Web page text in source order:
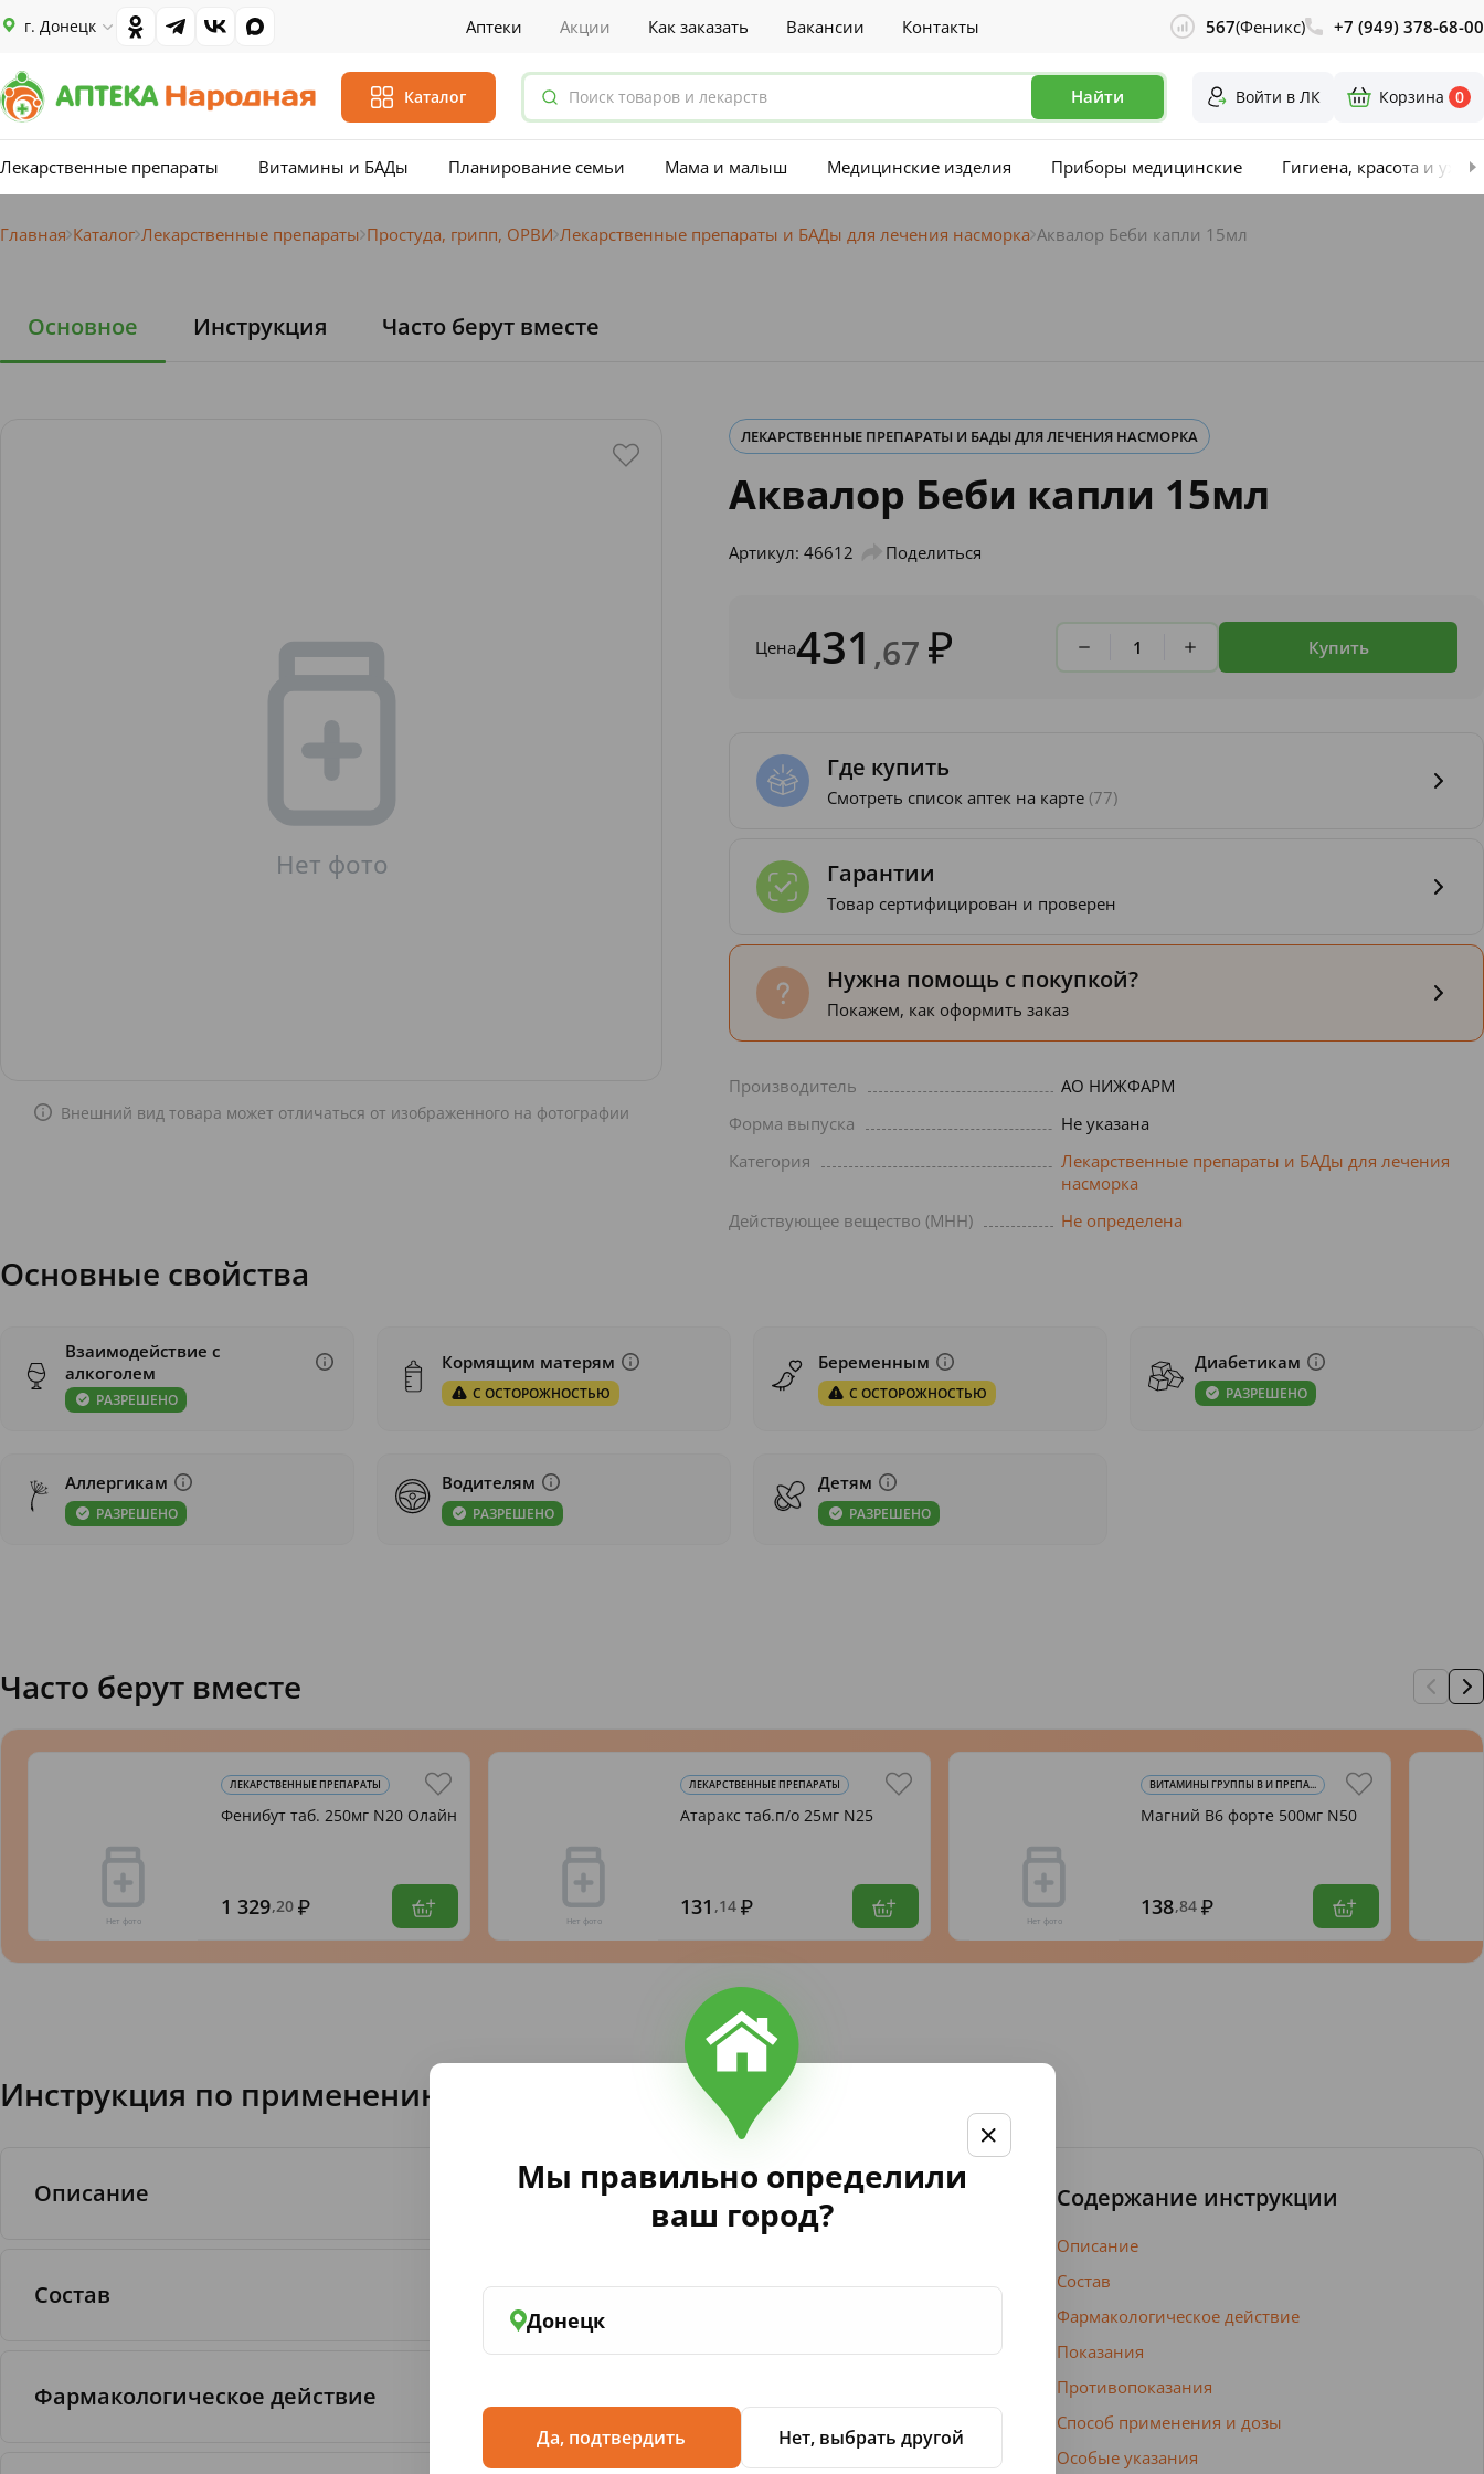
г. Донецк Аптеки Акции Как заказать Вакансии Контакты 567(Феникс) +7 (949) 378-68-00
Каталог Найти Войти в ЛК Корзина 0
Лекарственные препараты Витамины и БАДы Планирование семьи Мама и малыш Медицинские изделия Приборы медицинские Гигиена, красота и уход
Мы правильно определили
ваш город?
Донецк
Да, подтвердить Нет, выбрать другой
Главная Каталог Лекарственные препараты Простуда, грипп, ОРВИ Лекарственные препараты и БАДы для лечения насморка Аквалор Беби капли 15мл
Основное Инструкция Часто берут вместе
Внешний вид товара может отличаться от изображенного на фотографии
ЛЕКАРСТВЕННЫЕ ПРЕПАРАТЫ И БАДЫ ДЛЯ ЛЕЧЕНИЯ НАСМОРКА
Аквалор Беби капли 15мл
Артикул: 46612 Поделиться
Цена431 ,67 Купить
Где купить
Смотреть список аптек на карте (77)
Гарантии
Товар сертифицирован и проверен
Нужна помощь с покупкой?
Покажем, как оформить заказ
Производитель
АО НИЖФАРМ
Форма выпуска
Не указана
Категория
Лекарственные препараты и БАДы для лечения
насморка
Действующее вещество (МНН)
Не определена
Основные свойства
Взаимодействие с
алкоголем
РАЗРЕШЕНО
Кормящим матерям
С ОСТОРОЖНОСТЬЮ
Беременным
С ОСТОРОЖНОСТЬЮ
Диабетикам
РАЗРЕШЕНО
Аллергикам
РАЗРЕШЕНО
Водителям
РАЗРЕШЕНО
Детям
РАЗРЕШЕНО
Часто берут вместе
ЛЕКАРСТВЕННЫЕ ПРЕПАРАТЫ
Фенибут таб. 250мг N20 Олайн
1 329,20
ЛЕКАРСТВЕННЫЕ ПРЕПАРАТЫ
Атаракс таб.п/о 25мг N25
131 ,14
ВИТАМИНЫ ГРУППЫ В И ПРЕПА...
Магний В6 форте 500мг N50
138,84
Инструкция по применению Аквалор Беби капли 15мл
Описание
Состав
100 мл
30-33 мл
Фармакологическое действие
Содержание инструкции
Описание
Состав
Фармакологическое действие
Показания
Противопоказания
Способ применения и дозы
Особые указания